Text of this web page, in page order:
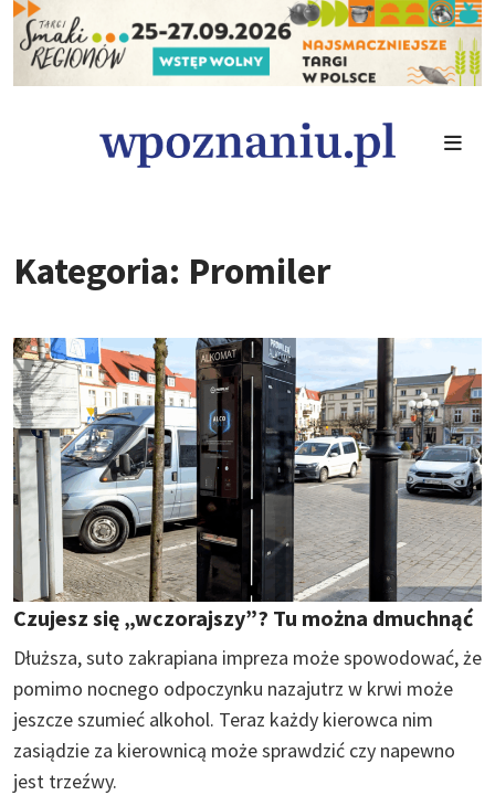
Kategoria: Promiler
Czujesz się „wczorajszy”? Tu można dmuchnąć
Dłuższa, suto zakrapiana impreza może spowodować, że
pomimo nocnego odpoczynku nazajutrz w krwi może
jeszcze szumieć alkohol. Teraz każdy kierowca nim
zasiądzie za kierownicą może sprawdzić czy napewno
jest trzeźwy.